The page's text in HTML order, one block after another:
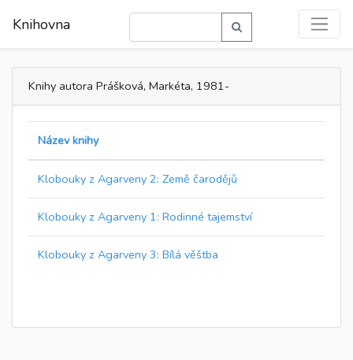
Knihovna
Knihy autora Prášková, Markéta, 1981-
Název knihy
Klobouky z Agarveny 2: Země čarodějů
Klobouky z Agarveny 1: Rodinné tajemství
Klobouky z Agarveny 3: Bílá věštba